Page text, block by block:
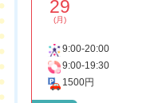
29
(月)
9:00-20:00
9:00-19:30
1500円